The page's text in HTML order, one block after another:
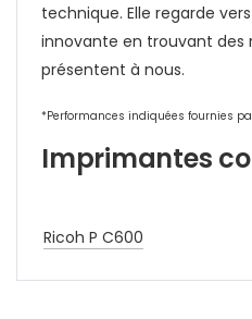
technique. Elle regarde
innovante en trouvant des
présentent à nous.
*Performances indiquées fournies
Imprimantes
Ricoh P C600